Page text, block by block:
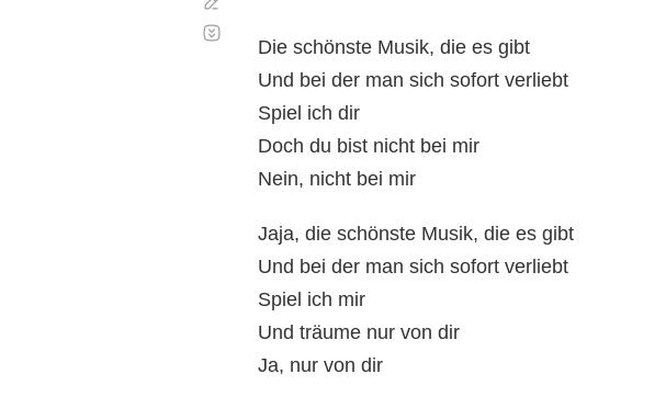
Die schönste Musik, die es gibt
Und bei der man sich sofort verliebt
Spiel ich dir
Doch du bist nicht bei mir
Nein, nicht bei mir
Jaja, die schönste Musik, die es gibt
Und bei der man sich sofort verliebt
Spiel ich mir
Und träume nur von dir
Ja, nur von dir
automático